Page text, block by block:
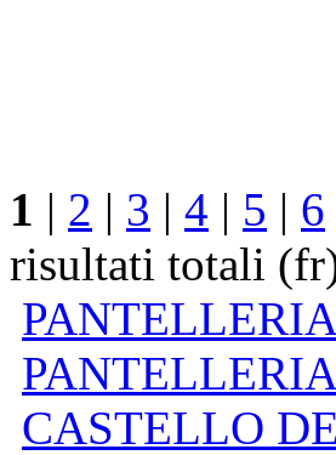
1 | 2 | 3 | 4 | 5 | 6
risultati totali
PANTELLERIA
PANTELLERIA
CASTELLO